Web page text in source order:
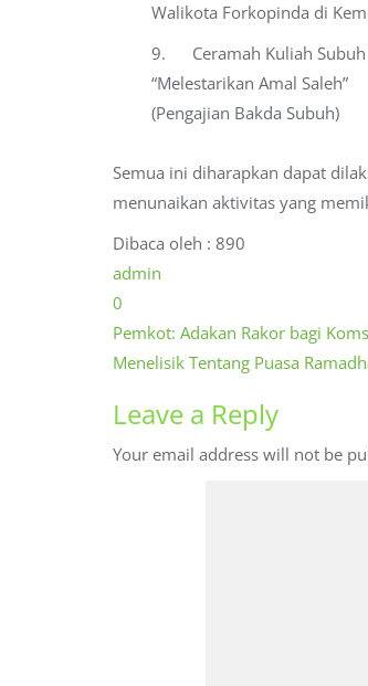
Walikota Forkopinda di
9. Ceramah Kuliah
“Melestarikan Amal Saleh”
(Pengajian Bakda Subuh)
Semua ini diharapkan dapat
menunaikan aktivitas yang
Dibaca oleh : 890
admin
0
Post
navigation
Pemkot: Adakan Rakor bagi
Menelisik Tentang Puasa
Leave a Reply
Your email address will not be